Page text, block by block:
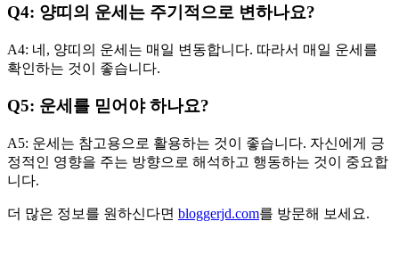
Q4: 양띠의 운세는 주기적으로 변하나요?
A4: 네, 양띠의 운세는 매일 변동합니다. 따라서 매일 운세를
확인하는 것이 좋습니다.
Q5: 운세를 믿어야 하나요?
A5: 운세는 참고용으로 활용하는 것이 좋습니다. 자신에게 긍
정적인 영향을 주는 방향으로 해석하고 행동하는 것이 중요합
니다.
더 많은 정보를 원하신다면 bloggerjd.com를 방문해 보세요.